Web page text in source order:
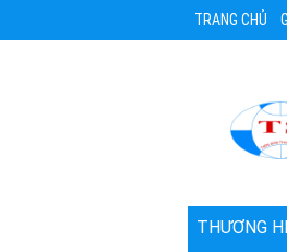
TRANG CHỦ
THƯƠNG